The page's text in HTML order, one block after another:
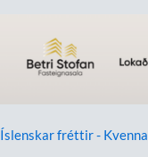
Íslenskar fréttir - Kvenna